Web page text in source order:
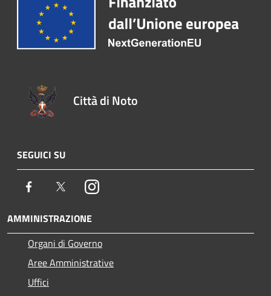
Città di Noto
SEGUICI SU
Facebook TwitterInstagram
AMMINISTRAZIONE
Organi di Governo
Aree Amministrative
Uffici